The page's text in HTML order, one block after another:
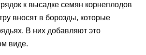
к высадке семян корнеплодов
вносят в борозды, которые
В них добавляют это
виде.